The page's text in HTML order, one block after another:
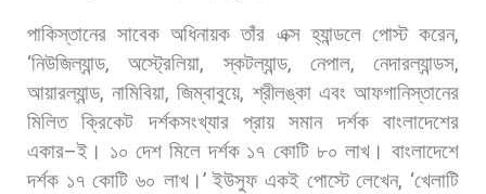
পাকিস্তানের সাবেক অধিনায়ক তাঁর এক্স হ্যান্ডলে পোস্ট করেন,
‘নিউজিল্যান্ড,অস্ট্রেলিয়া,স্কটল্যান্ড, নেপাল, নেদারল্যান্ডস,
আয়ারল্যান্ড,নামিবিয়া,জিম্বাবুয়ে,শ্রীলঙ্কা এবং আফগানিস্তানের
মিলিত
ক্রিকেট দর্শকসংখ্যার প্রায় সমান দর্শক
বাংলাদেশের
একার–ই। ১০ দেশ মিলে দর্শক ১৭ কোটি ৮০ লাখ। বাংলাদেশে
দর্শক ১৭ কোটি ৬০ লাখ।’ইউসুফ একই পোস্টে লেখেন, ‘খেলাটি